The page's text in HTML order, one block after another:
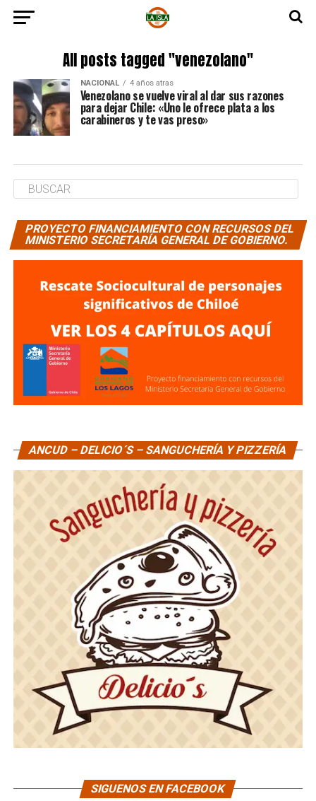
All posts tagged "venezolano"
NACIONAL 4 años atras
Venezolano se vuelve viral al dar sus razones
para dejar Chile: «Uno le ofrece plata a los
carabineros y te vas preso»
PROYECTO FINANCIAMIENTO CON RECURSOS DEL
MINISTERIO SECRETARÍA GENERAL DE GOBIERNO.
ANCUD – DELICIO´S – SANGUCHERÍA Y PIZZERÍA
SIGUENOS EN FACEBOOK